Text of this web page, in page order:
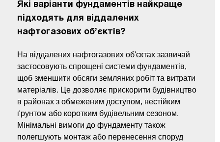
Які варіанти фундаментів найкраще
підходять для віддалених
нафтогазових об’єктів?
На віддалених нафтогазових об'єктах зазвичай
застосовують спрощені системи фундаментів,
щоб зменшити обсяги земляних робіт та витрати
матеріалів. Це дозволяє прискорити будівництво
в районах з обмеженим доступом, нестійким
ґрунтом або коротким будівельним сезоном.
Мінімальні вимоги до фундаменту також
полегшують монтаж або перенесення споруд